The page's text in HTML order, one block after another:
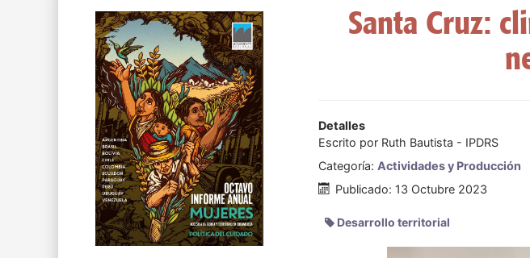
Santa Cruz:
Detalles
Escrito por Ruth Bautista - IPDRS
Categoría: Actividades y Producción
Publicado: 13 Octubre 2023
Desarrollo territorial